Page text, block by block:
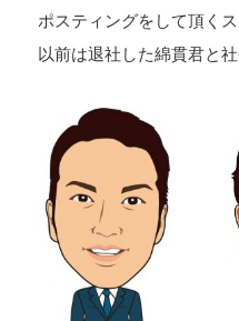
ポスティングをして頂くス
以前は退社した綿貫君と